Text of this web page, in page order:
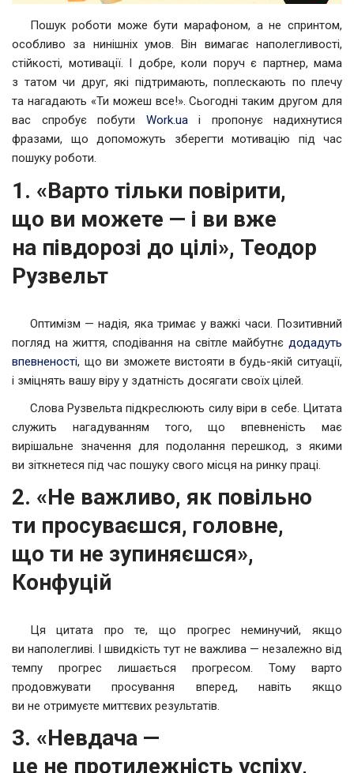
Пошук роботи може бути марафоном, а не спринтом,
особливо за нинішніх умов. Він вимагає наполегливості,
стійкості, мотивації. І добре, коли поруч є партнер, мама
з татом чи друг, які підтримають, поплескають по плечу
та нагадають «Ти можеш все!». Сьогодні таким другом для
вас спробує побути Work.uaі пропонує надихнутися
фразами, що допоможуть зберегти мотивацію під час
пошуку роботи.
1. «Варто тільки повірити,
що ви можете — і ви вже
на півдорозі до цілі», Теодор
Рузвельт
Оптимізм — надія, яка тримає у важкі часи. Позитивний
погляд на життя, сподівання на світле майбутнє додадуть
впевненості, що ви зможете вистояти в будь-якій ситуації,
і зміцнять вашу віру у здатність досягати своїх цілей.
Слова Рузвельта підкреслюють силу віри в себе. Цитата
служить нагадуванням того, що впевненість має
вирішальне значення для подолання перешкод, з якими
ви зіткнетеся під час пошуку свого місця на ринку праці.
2. «Не важливо, як повільно
ти просуваєшся, головне,
що ти не зупиняєшся»,
Конфуцій
Ця цитата про те, що прогрес неминучий, якщо
ви наполегливі. І швидкість тут не важлива — незалежно від
темпу прогрес лишається прогресом. Тому варто
продовжувати просування вперед, навіть якщо
ви не отримуєте миттєвих результатів.
3. «Невдача —
це не протилежність успіху,